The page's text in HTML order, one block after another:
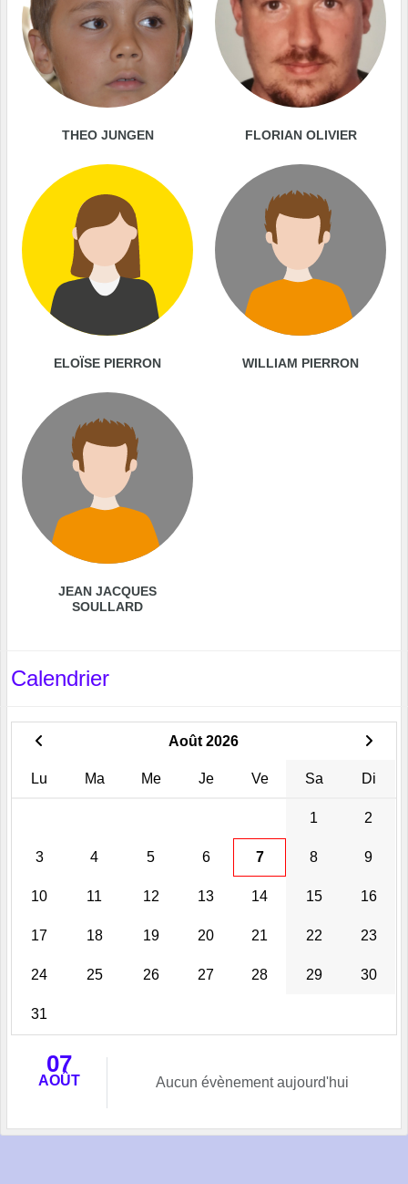
THEO JUNGEN FLORIAN OLIVIER
ELOÏSE PIERRON WILLIAM PIERRON
JEAN JACQUES
SOULLARD
Calendrier
Août 2026
Lu Ma Me Je Ve Sa Di
1 2
3 4 5 6 7 8 9
10 11 12 13 14 15 16
17 18 19 20 21 22 23
24 25 26 27 28 29 30
31
07
AOÛT Aucun évènement aujourd'hui